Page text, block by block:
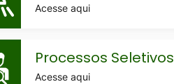
Acesse aqui
Processos Seletivos
Acesse aqui